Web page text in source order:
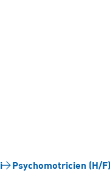
Psychomotricien (H/F)